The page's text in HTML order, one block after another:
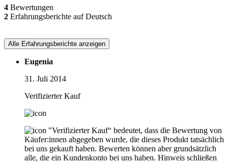
4 Bewertungen
2 Erfahrungsberichte auf Deutsch
Alle Erfahrungsberichte anzeigen
Eugenia
31. Juli 2014
Verifizierter Kauf
"Verifizierter Kauf“ bedeutet, dass die Bewertung von
Käufer:innen abgegeben wurde, die dieses Produkt tatsächlich
bei uns gekauft haben. Bewerten können aber grundsätzlich
alle, die ein Kundenkonto bei uns haben. Hinweis schließen